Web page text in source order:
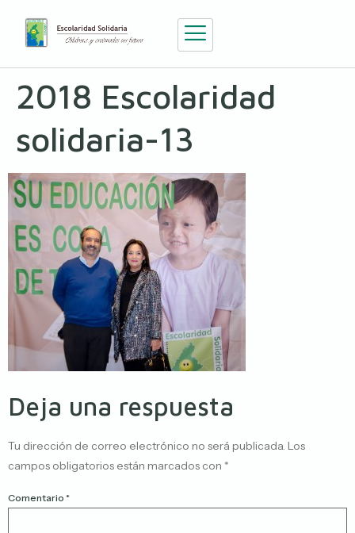
2018 Escolaridad
solidaria-13
Deja una respuesta
Tu dirección de correo electrónico no será publicada. Los
campos obligatorios están marcados con *
Comentario *